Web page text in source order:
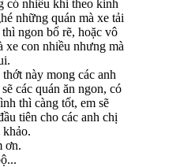
có nhiều khi theo kinh
những quán mà xe tải
ngon bổ rẽ, hoặc vô
xe con nhiều nhưng mà
này mong các anh
các quán ăn ngon, có
thì càng tốt, em sẽ
tiên cho các anh chị
khảo.
ơn.